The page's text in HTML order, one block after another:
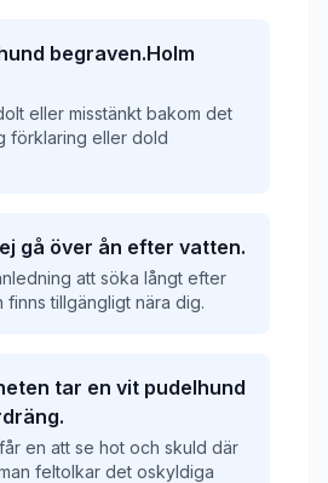
begraven.Holm
eller misstänkt bakom det
förklaring eller dold
gå över ån efter vatten.
att söka långt efter
finns tillgängligt nära dig.
tar en vit pudelhund
en att se hot och skuld där
feltolkar det oskyldiga